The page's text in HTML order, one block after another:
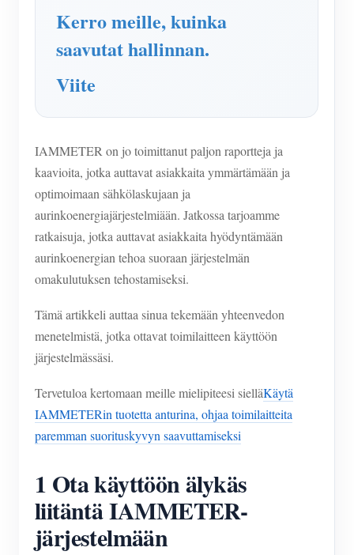
Kerro meille, kuinka
saavutat hallinnan.
Viite
IAMMETER on jo toimittanut paljon raportteja ja
kaavioita, jotka auttavat asiakkaita ymmärtämään ja
optimoimaan sähkölaskujaan ja
aurinkoenergiajärjestelmiään. Jatkossa tarjoamme
ratkaisuja, jotka auttavat asiakkaita hyödyntämään
aurinkoenergian tehoa suoraan järjestelmän
omakulutuksen tehostamiseksi.
Tämä artikkeli auttaa sinua tekemään yhteenvedon
menetelmistä, jotka ottavat toimilaitteen käyttöön
järjestelmässäsi.
Tervetuloa kertomaan meille mielipiteesi sielläKäytä
IAMMETERin tuotetta anturina, ohjaa toimilaitteita
paremman suorituskyvyn saavuttamiseksi
1 Ota käyttöön älykäs
liitäntä IAMMETER-
järjestelmään